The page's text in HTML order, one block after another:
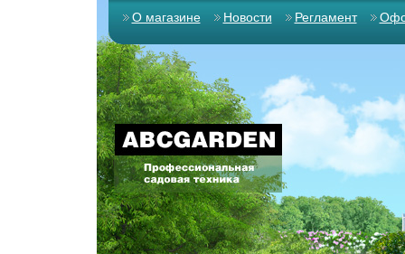
О магазине Новости Регламент